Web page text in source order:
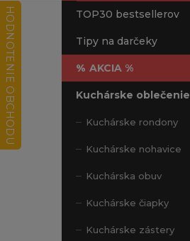
TOP30 bestsellerov
Tipy na darčeky
% AKCIA %
Kuchárske oblečenie
Kuchárske rondony
Kuchárske nohavice
Kuchárska obuv
Kuchárske čiapky
Kuchárske zástery
HODNOTENIE OBCHODU